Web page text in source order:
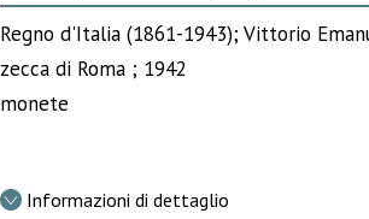
Regno d'Italia (1861-1943); Vittorio
zecca di Roma ; 1942
monete
Informazioni di dettaglio